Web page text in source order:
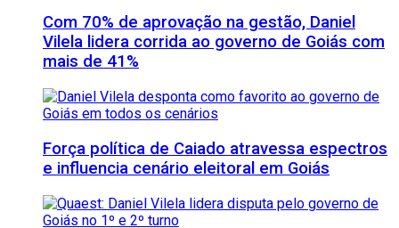
Com 70% de aprovação na gestão, Daniel
Vilela lidera corrida ao governo de Goiás com
mais de 41%
Força política de Caiado atravessa espectros
e influencia cenário eleitoral em Goiás